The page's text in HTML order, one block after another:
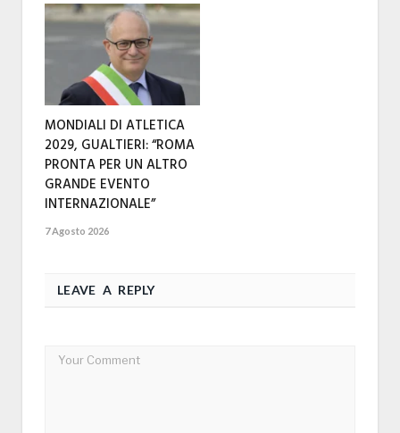
MONDIALI DI ATLETICA
2029, GUALTIERI: “ROMA
PRONTA PER UN ALTRO
GRANDE EVENTO
INTERNAZIONALE”
7 Agosto 2026
LEAVE A REPLY